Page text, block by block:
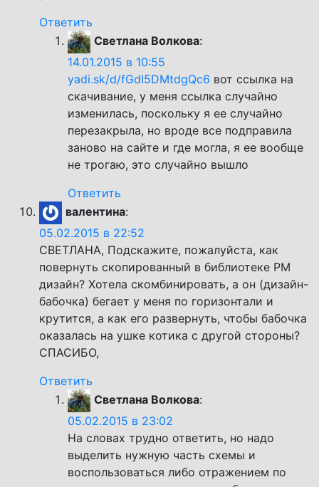
Ответить
Светлана Волкова:
14.01.2015 в 10:55
yadi.sk/d/fGdI5DMtdgQc6 вот ссылка на
скачивание, у меня ссылка случайно
изменилась, поскольку я ее случайно
перезакрыла, но вроде все подправила
заново на сайте и где могла, я ее вообще
не трогаю, это случайно вышло
Ответить
валентина:
05.02.2015 в 22:52
СВЕТЛАНА, Подскажите, пожалуйста, как
повернуть скопированный в библиотеке РМ
дизайн? Хотела скомбинировать, а он (дизайн-
бабочка) бегает у меня по горизонтали и
крутится, а как его развернуть, чтобы бабочка
оказалась на ушке котика с другой стороны?
СПАСИБО,
Ответить
Светлана Волкова:
05.02.2015 в 23:02
На словах трудно ответить, но надо
выделить нужную часть схемы и
воспользоваться либо отражением по